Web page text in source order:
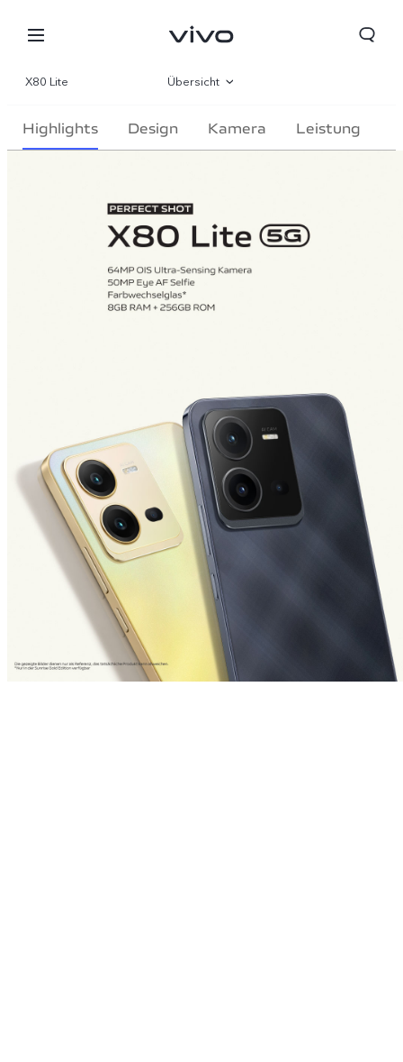
Österreich | Land/Region auswählen
X80 Lite Übersicht
Galerie
Highlights Design Kamera Leistung